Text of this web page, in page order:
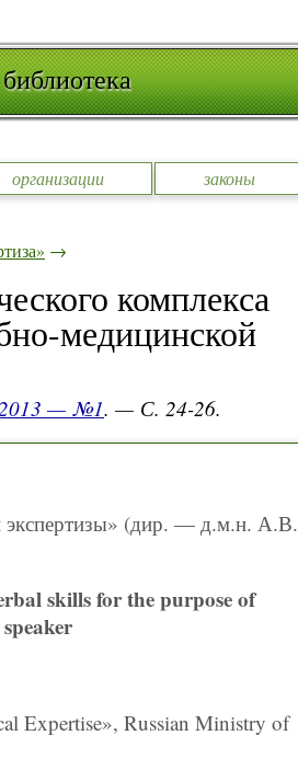
организации законы
→
комплекса
медицинской
2013 — №1. — С. 24-26.
экспертизы» (дир. — д.м.н. А.В.
skills for the purpose of
Expertise», Russian Ministry of